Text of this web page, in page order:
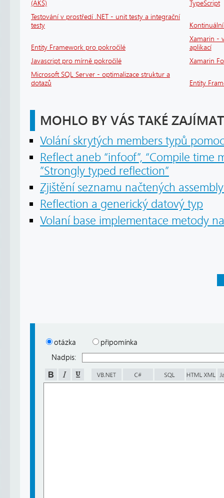
(AKS)
TypeScript
Testování v prostředí .NET - unit testy a integrační
testy
Entity Framework pro pokročilé
Xamarin -
aplikací
Javascript pro mírně pokročilé
Xamarin
Microsoft SQL Server - optimalizace struktur a
dotazů
Entity
MOHLO BY VÁS TAKÉ ZAJÍMAT
Volání skrytých members typů
Reflect aneb “infoof”, “Compile time
”Strongly typed reflection”
Zjištění seznamu načtených
Reflection a generický datový typ
Volaní base implementace metody
otázka
připomínka
Nadpis: